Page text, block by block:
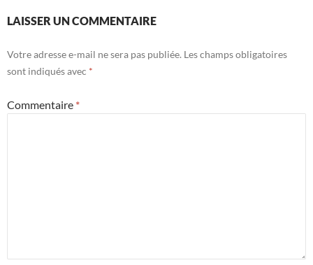
LAISSER UN COMMENTAIRE
Votre adresse e-mail ne sera pas publiée. Les champs obligatoires
sont indiqués avec *
Commentaire *